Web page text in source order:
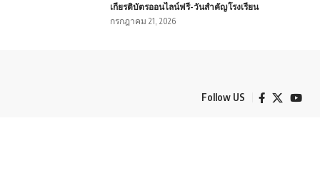
เกียรติบัตรออนไลน์ฟรี-วันสำคัญโรงเรียน
กรกฎาคม 21, 2026
Follow US